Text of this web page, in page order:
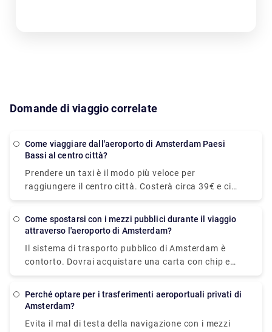
Domande di viaggio correlate
Come viaggiare dall'aeroporto di Amsterdam Paesi
Bassi al centro città?
Prendere un taxi è il modo più veloce per
raggiungere il centro città. Costerà circa 39€ e ci
vorranno solo 15-20 minuti per raggiungere la
pubblico più veloce. Il viaggio in treno per il centro
forniamo un trasferimento privato piacevole e
affidabile! . Al servizio del tuo budget, sarai
che il tuo trasporto è pre-organizzato e pronto per
te al tuo arrivo.
Come spostarsi con i mezzi pubblici durante il viaggio
attraverso l'aeroporto di Amsterdam?
Il sistema di trasporto pubblico di Amsterdam è
contorto. Dovrai acquistare una carta con chip e
scansionarla all'avvio della piattaforma. Ti
Schiphol ad Amsterdam online in modo da poter
Acquista il tuo biglietto del treno online per saltare
Perché optare per i trasferimenti aeroportuali privati di
Amsterdam?
Evita il mal di testa della navigazione con i mezzi